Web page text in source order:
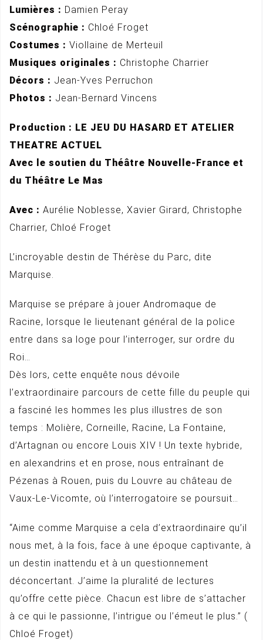
Lumières : Damien Peray
Scénographie : Chloé Froget
Costumes : Viollaine de Merteuil
Musiques originales : Christophe Charrier
Décors : Jean-Yves Perruchon
Photos : Jean-Bernard Vincens
Production : LE JEU DU HASARD ET ATELIER
THEATRE ACTUEL
Avec le soutien du Théâtre Nouvelle-France et
du Théâtre Le Mas
Avec : Aurélie Noblesse, Xavier Girard, Christophe
Charrier, Chloé Froget
L’incroyable destin de Thérèse du Parc, dite
Marquise.
Marquise se prépare à jouer Andromaque de
Racine, lorsque le lieutenant général de la police
entre dans sa loge pour l’interroger, sur ordre du
Roi…
Dès lors, cette enquête nous dévoile
l’extraordinaire parcours de cette fille du peuple qui
a fasciné les hommes les plus illustres de son
temps : Molière, Corneille, Racine, La Fontaine,
d’Artagnan ou encore Louis XIV ! Un texte hybride,
en alexandrins et en prose, nous entraînant de
Pézenas à Rouen, puis du Louvre au château de
Vaux-Le-Vicomte, où l’interrogatoire se poursuit…
“Aime comme Marquise a cela d’extraordinaire qu’il
nous met, à la fois, face à une époque captivante, à
un destin inattendu et à un questionnement
déconcertant. J’aime la pluralité de lectures
qu’offre cette pièce. Chacun est libre de s’attacher
à ce qui le passionne, l’intrigue ou l’émeut le plus.” (
Chloé Froget)